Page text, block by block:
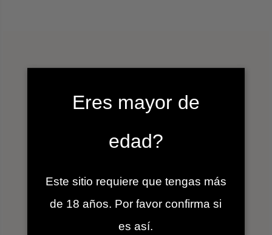
Eres mayor de
edad?
Este sitio requiere que tengas más
de 18 años. Por favor confirma si
es así.